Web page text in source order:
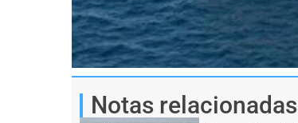
Notas relacionadas